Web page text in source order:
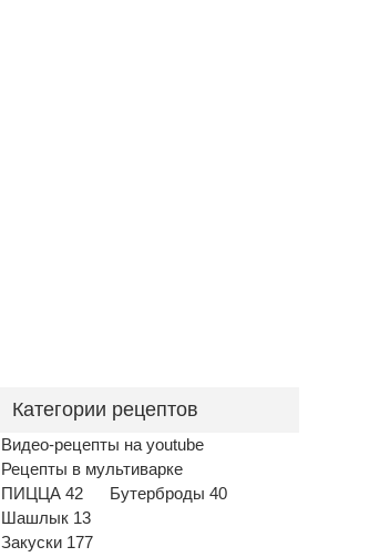
Категории рецептов
Видео-рецепты на youtube
Рецепты в мультиварке
ПИЦЦА 42
Бутерброды 40
Шашлык 13
Закуски 177